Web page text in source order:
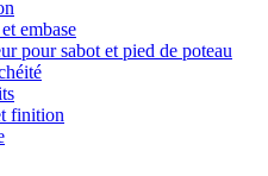
embase
pour sabot et pied de poteau
finition